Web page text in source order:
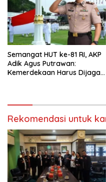
Semangat HUT ke-81 RI, AKP
Adik Agus Putrawan:
Kemerdekaan Harus Dijaga
Rekomendasi untuk